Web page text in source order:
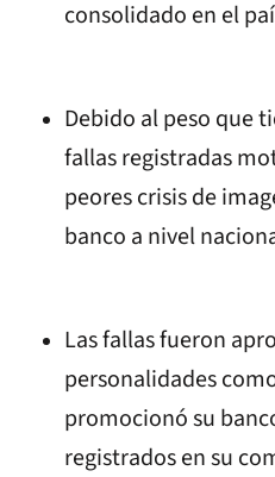
consolidado en el
Debido al peso que
fallas registradas
peores crisis de
banco a nivel
Las fallas fueron
personalidades
promocionó su
registrados en su